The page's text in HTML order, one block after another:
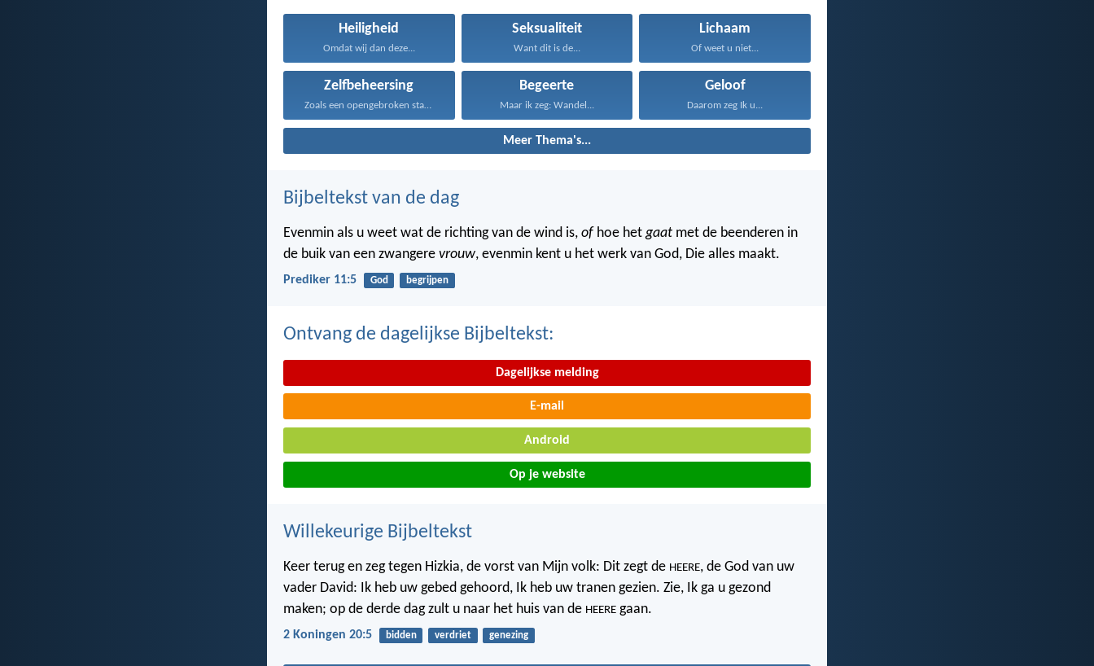
Heiligheid
Omdat wij dan deze...
Seksualiteit
Want dit is de...
Lichaam
Of weet u niet...
Zelfbeheersing
Zoals een opengebroken stad...
Begeerte
Maar ik zeg: Wandel...
Geloof
Daarom zeg Ik u...
Meer Thema's...
Bijbeltekst van de dag
Evenmin als u weet wat de richting van de wind is, of hoe hetgaat met de beenderen in
de buik van een zwangere vrouw, evenmin kent u het werk van God, Die alles maakt.
Prediker 11:5 God begrijpen
Ontvang de dagelijkse Bijbeltekst:
Dagelijkse melding
E-mail
Android
Op je website
Willekeurige Bijbeltekst
Keer terug en zeg tegen Hizkia, de vorst van Mijn volk: Dit zegt de HEERE, de God van uw
vader David: Ik heb uw gebed gehoord, Ik heb uw tranen gezien. Zie, Ik ga u gezond
maken; op de derde dag zult u naar het huis van de HEERE gaan.
2 Koningen 20:5 bidden verdriet genezing